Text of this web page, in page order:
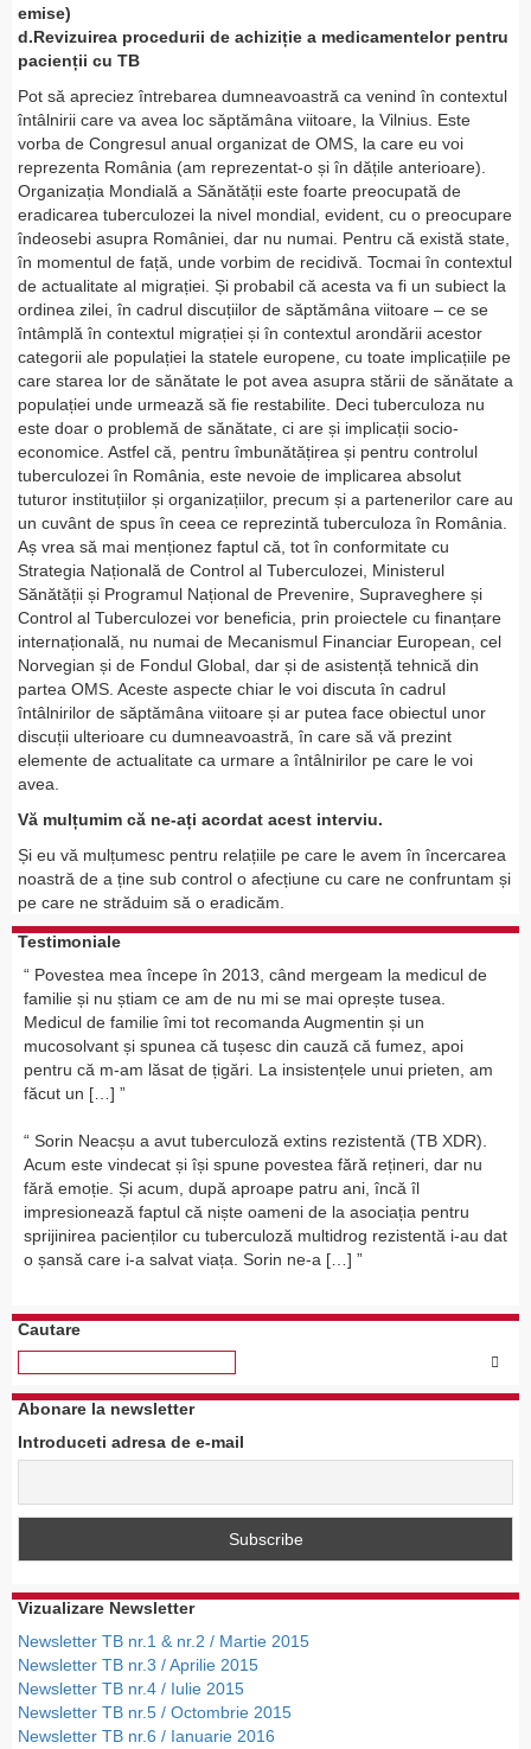
emise)
d.Revizuirea procedurii de achiziție a medicamentelor pentru
pacienții cu TB
Pot să apreciez întrebarea dumneavoastră ca venind în contextul
întâlnirii care va avea loc săptămâna viitoare, la Vilnius. Este
vorba de Congresul anual organizat de OMS, la care eu voi
reprezenta România (am reprezentat-o și în dățile anterioare).
Organizația Mondială a Sănătății este foarte preocupată de
eradicarea tuberculozei la nivel mondial, evident, cu o preocupare
îndeosebi asupra României, dar nu numai. Pentru că există state,
în momentul de față, unde vorbim de recidivă. Tocmai în contextul
de actualitate al migrației. Și probabil că acesta va fi un subiect la
ordinea zilei, în cadrul discuțiilor de săptămâna viitoare – ce se
întâmplă în contextul migrației și în contextul arondării acestor
categorii ale populației la statele europene, cu toate implicațiile pe
care starea lor de sănătate le pot avea asupra stării de sănătate a
populației unde urmează să fie restabilite. Deci tuberculoza nu
este doar o problemă de sănătate, ci are și implicații socio-
economice. Astfel că, pentru îmbunătățirea și pentru controlul
tuberculozei în România, este nevoie de implicarea absolut
tuturor instituțiilor și organizațiilor, precum și a partenerilor care au
un cuvânt de spus în ceea ce reprezintă tuberculoza în România.
Aș vrea să mai menționez faptul că, tot în conformitate cu
Strategia Națională de Control al Tuberculozei, Ministerul
Sănătății și Programul Național de Prevenire, Supraveghere și
Control al Tuberculozei vor beneficia, prin proiectele cu finanțare
internațională, nu numai de Mecanismul Financiar European, cel
Norvegian și de Fondul Global, dar și de asistență tehnică din
partea OMS. Aceste aspecte chiar le voi discuta în cadrul
întâlnirilor de săptămâna viitoare și ar putea face obiectul unor
discuții ulterioare cu dumneavoastră, în care să vă prezint
elemente de actualitate ca urmare a întâlnirilor pe care le voi
avea.
Vă mulțumim că ne-ați acordat acest interviu.
Și eu vă mulțumesc pentru relațiile pe care le avem în încercarea
noastră de a ține sub control o afecțiune cu care ne confruntam și
pe care ne străduim să o eradicăm.
Testimoniale
Povestea mea începe în 2013, când mergeam la medicul de
familie și nu știam ce am de nu mi se mai oprește tusea.
Medicul de familie îmi tot recomanda Augmentin și un
mucosolvant și spunea că tușesc din cauză că fumez, apoi
pentru că m-am lăsat de țigări. La insistențele unui prieten, am
făcut un […]
Sorin Neacșu a avut tuberculoză extins rezistentă (TB XDR).
Acum este vindecat și își spune povestea fără rețineri, dar nu
fără emoție. Și acum, după aproape patru ani, încă îl
impresionează faptul că niște oameni de la asociația pentru
sprijinirea pacienților cu tuberculoză multidrog rezistentă i-au dat
o șansă care i-a salvat viața. Sorin ne-a […]
Cautare
Abonare la newsletter
Introduceti adresa de e-mail
Vizualizare Newsletter
Newsletter TB nr.1 & nr.2 / Martie 2015
Newsletter TB nr.3 / Aprilie 2015
Newsletter TB nr.4 / Iulie 2015
Newsletter TB nr.5 / Octombrie 2015
Newsletter TB nr.6 / Ianuarie 2016